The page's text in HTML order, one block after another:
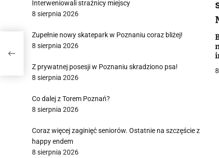
i
Interweniowali strażnicy miejscy
8 sierpnia 2026
Zupełnie nowy skatepark w Poznaniu coraz bliżej!
8 sierpnia 2026
Z prywatnej posesji w Poznaniu skradziono psa!
8 sierpnia 2026
Co dalej z Torem Poznań?
8 sierpnia 2026
Coraz więcej zaginięć seniorów. Ostatnie na szczęście z
happy endem
8 sierpnia 2026